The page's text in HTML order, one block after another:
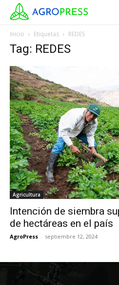
Inicio Etiquetas REDES
Tag: REDES
Agricultura
Intención de siembra
de hectáreas en el país
AgroPress - septiembre 12, 2024